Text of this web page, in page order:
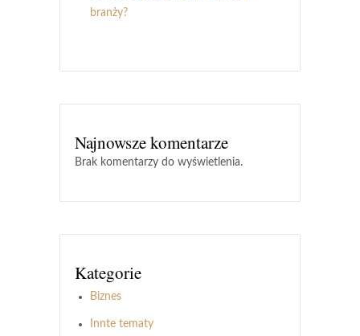
branży?
Najnowsze komentarze
Brak komentarzy do wyświetlenia.
Kategorie
Biznes
Innte tematy